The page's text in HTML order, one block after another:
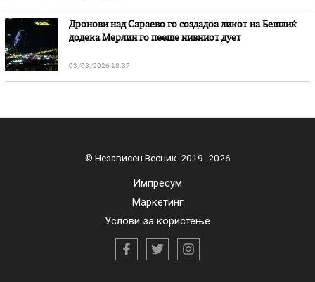
Дронови над Сараево го создадоа ликот на Бешлиќ
додека Мерлин го пееше нивниот дует
03/08/2026 18:37
© Независен Весник 2019 -2026
Импресум
Маркетинг
Услови за користење